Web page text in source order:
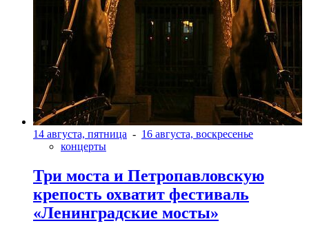
14 августа, пятница - 16 августа, воскресенье
концерты
Три моста и Петропавловскую
крепость охватит фестиваль
«Ленинградские мосты»